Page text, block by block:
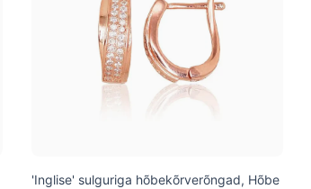
'Inglise' sulguriga hõbekõrverõngad, Hõbe